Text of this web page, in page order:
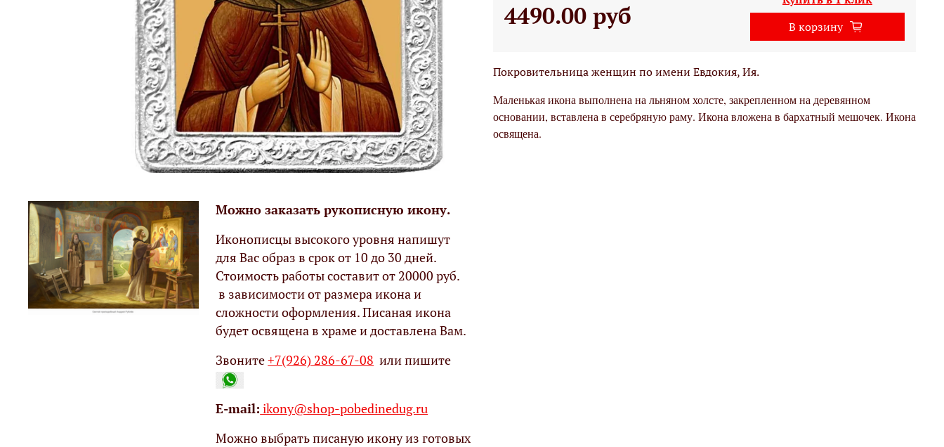
4490.00 руб
В корзину
Покровительница женщин по имени Евдокия, Ия.
Маленькая икона выполнена на льняном холсте, закрепленном на деревянном
основании, вставлена в серебряную раму. Икона вложена в бархатный мешочек. Икона
освящена.
Можно заказать рукописную икону.
Иконописцы высокого уровня напишут
для Вас образ в срок от 10 до 30 дней.
Стоимость работы составит от 20000 руб.
в зависимости от размера икона и
сложности оформления. Писаная икона
будет освящена в храме и доставлена Вам.
Звоните+7(926) 286-67-08 или пишите
Е-mail: ikony@shop-pobedinedug.ru
Можно выбрать писаную икону из готовых